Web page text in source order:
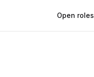
Open roles